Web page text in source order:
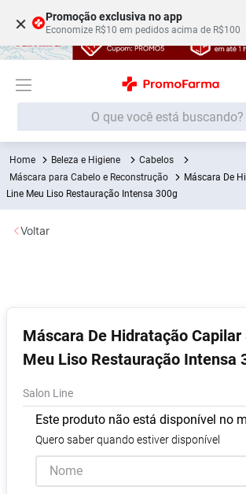
× Promoção exclusiva no app
Economize R$10 em pedidos acima de R$100
O que você está buscando?
Beleza e Higiene
Cabelos
Máscara para Cabelo e Reconstrução
Máscara De
Line Meu Liso Restauração Intensa 300g
Máscara De Hidratação Capilar
Meu Liso Restauração Intensa
Salon Line
Este produto não está disponível no
Quero saber quando estiver disponível
Voltar
Termos mais buscados
1º Fralda
9 º Vitamina D
10º Lavitan